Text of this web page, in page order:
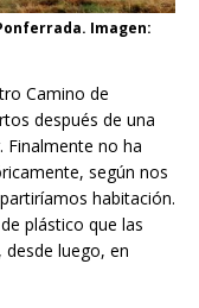
Imagen:
Camino de
después de una
Finalmente no ha
según nos
habitación.
plástico que las
luego, en